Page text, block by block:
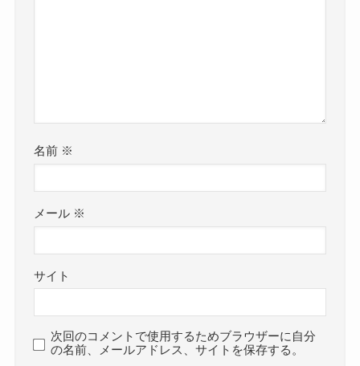
名前 ※
メール ※
サイト
次回のコメントで使用するためブラウザーに自分
の名前、メールアドレス、サイトを保存する。